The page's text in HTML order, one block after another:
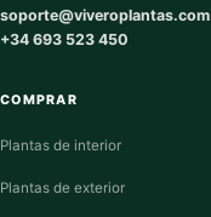
soporte@viveroplantas.com
+34 693 523 450
COMPRAR
Plantas de interior
Plantas de exterior